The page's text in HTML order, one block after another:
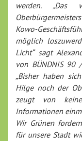
werden. „Das
Kowo-
möglich
Licht“ sagt
von BÜNDNIS 90
„Bisher haben
Hilge noch der
zeugt von
Informationen
Wir Grünen
für unsere Stadt